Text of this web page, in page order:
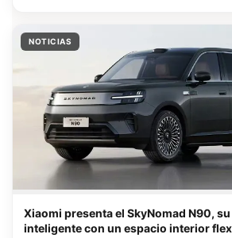
NOTICIAS
Xiaomi presenta el SkyNomad N90,
inteligente con un espacio interior